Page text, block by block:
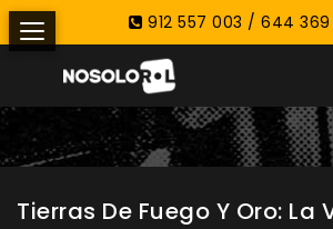
912 557 003 / 644
Tierras De Fuego Y Oro: La